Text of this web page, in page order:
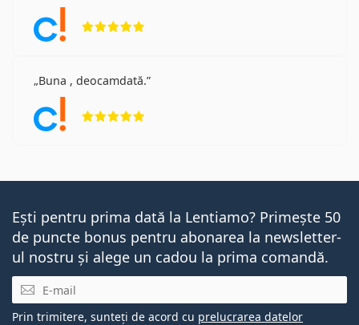
Buna , deocamdată.
Ești pentru prima dată la Lentiamo? Primește 50
de puncte bonus pentru abonarea la newsletter-
ul nostru și alege un cadou la prima comandă.
E-mail
Prin trimitere, sunteți de acord cu prelucrarea datelor